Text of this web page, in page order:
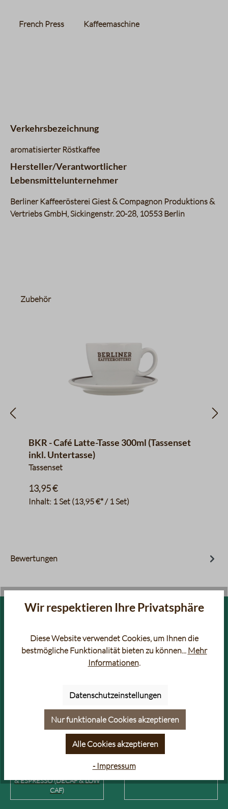
French Press Kaffeemaschine
Verkehrsbezeichnung
aromatisierter Röstkaffee
Hersteller/Verantwortlicher
Lebensmittelunternehmer
Berliner Kaffeerösterei Giest & Compagnon Produktions &
Vertriebs GmbH, Sickingenstr. 20-28, 10553 Berlin
Produktgalerie überspringen
Zubehör
BKR - Café Latte-Tasse 300ml (Tassenset
inkl. Untertasse)
Tassenset
Inhalt: 1 Set (13,95 €* / 1 Set)
13,95 €
Bewertungen
FILTERKAFFEE RARITÄTEN
AROMATISIERTER KAFFEE &
ESPRESSO
VOLLAUTOMATEN KAFFEE &
GOLDPRÄMIERTER KAFFEE &
ENTKOFFEINIERTER KAFFEE
& ESPRESSO (DECAF & LOW
CAF)
KAFFEE FÜR COLD BREW
Wir respektieren Ihre Privatsphäre
Diese Website verwendet Cookies, um Ihnen die
bestmögliche Funktionalität bieten zu können... Mehr
Informationen.
Datenschutzeinstellungen
Nur funktionale Cookies akzeptieren
Alle Cookies akzeptieren
- Impressum